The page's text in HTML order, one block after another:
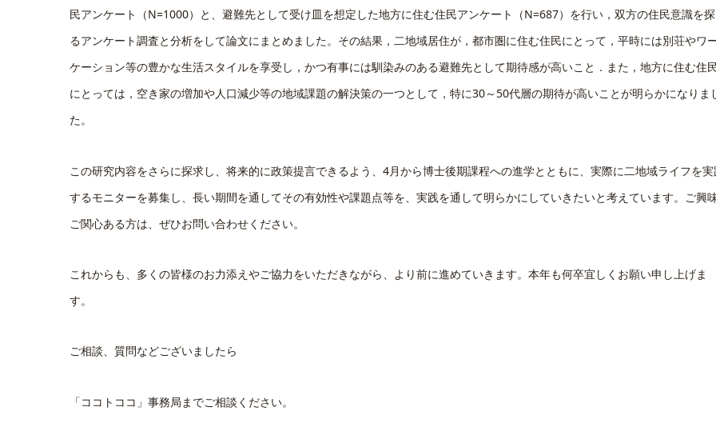
民アンケート（N=1000）と、避難先として受け皿を想定した地方に住む住民アンケート（N=687）を行い，双方の住民意識を探
るアンケート調査と分析をして論文にまとめました。その結果，二地域居住が，都市圏に住む住民にとって，平時には別荘やワ
ケーション等の豊かな生活スタイルを享受し，かつ有事には馴染みのある避難先として期待感が高いこと．また，地方に住む住
にとっては，空き家の増加や人口減少等の地域課題の解決策の一つとして，特に30～50代層の期待が高いことが明らかになりま
た。
この研究内容をさらに探求し、将来的に政策提言できるよう、4月から博士後期課程への進学とともに、実際に二地域ライフを
するモニターを募集し、長い期間を通してその有効性や課題点等を、実践を通して明らかにしていきたいと考えています。ご興
ご関心ある方は、ぜひお問い合わせください。
これからも、多くの皆様のお力添えやご協力をいただきながら、より前に進めていきます。本年も何卒宜しくお願い申し上げま
す。
ご相談、質問などございましたら
「ココトココ」事務局までご相談ください。